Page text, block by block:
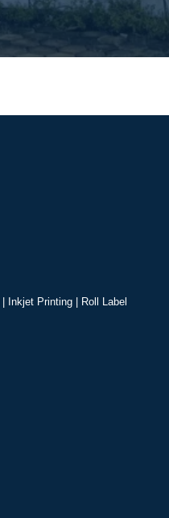
Inkjet Printing
Roll Label